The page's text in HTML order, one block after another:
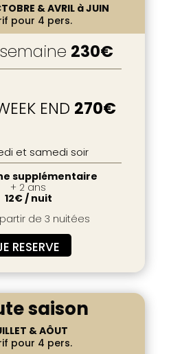
& AVRIL à JUIN
pour 4 pers.
230€
END 270€
et samedi soir
supplémentaire
+ 2 ans
12€ / nuit
de 3 nuitées
RESERVE
saison
& AÔUT
pour 4 pers.